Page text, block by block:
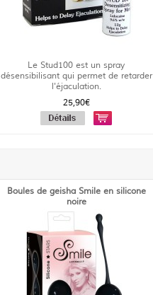
Le Stud100 est un spray
désensibilisant qui permet de retarder
l'éjaculation.
25,90€
Boules de geisha Smile en silicone
noire